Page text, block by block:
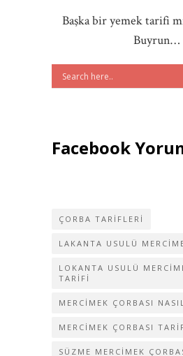
Başka bir yemek tarifi
Buyrun…
Facebook
ÇORBA TARIFLERI
LAKANTA USULÜ
LOKANTA USULÜ
TARIFI
MERCIMEK ÇORBASI
MERCIMEK ÇORBASI
SÜZME MERCIMEK